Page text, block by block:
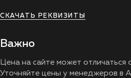
СКАЧАТЬ РЕКВИЗИТЫ
Важно
Цена на сайте может
Уточняйте цены у менеджеров в